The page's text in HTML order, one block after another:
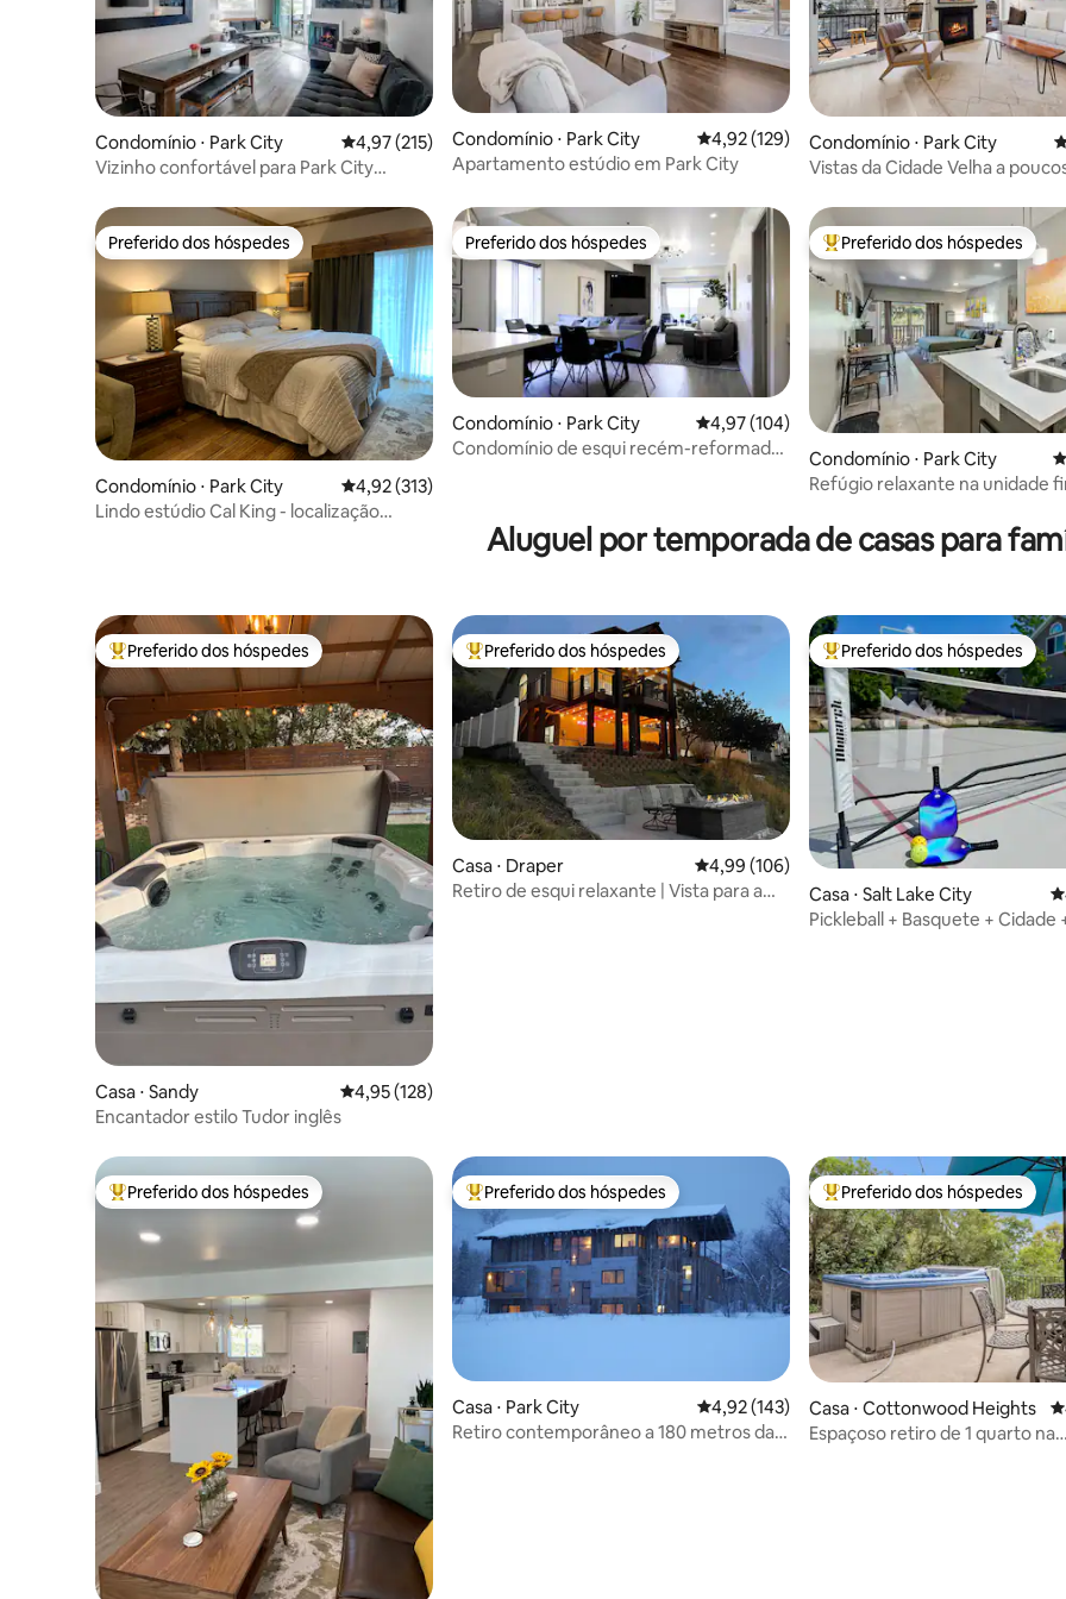
Condomínio ⋅ Park City 4,97 de uma avaliação média de 5, 215 avaliações
4,97 (215)
Vizinho confortável para Park City
Condomínio ⋅ Park City 4,92 de uma avaliação média de 5, 129
4,92 (129)
Apartamento estúdio em Park City
Condomínio ⋅ Park City
Vistas da Cidade Velha a
Preferido dos hóspedes
Preferido dos hóspedes
Condomínio ⋅ Park City 4,92 de uma avaliação média de 5, 313 avaliações
4,92 (313)
Lindo estúdio Cal King - localização
Preferido dos hóspedes
Preferido dos hóspedes
Condomínio ⋅ Park City 4,97 de uma avaliação média de 5, 104
4,97 (104)
Condomínio de esqui recém-reformado |
Entre os melhores preferidos
Preferido dos hóspedes
Condomínio ⋅ Park City
Refúgio relaxante na unidade
Aluguel por temporada de casas para
Entre os melhores preferidos dos hóspedes
Preferido dos hóspedes
Casa ⋅ Sandy 4,95 de uma avaliação média de 5, 128 avaliações
4,95 (128)
Encantador estilo Tudor inglês
Entre os melhores preferidos dos hóspedes
Preferido dos hóspedes
Casa ⋅ Draper 4,99 de uma avaliação média de 5, 106
4,99 (106)
Retiro de esqui relaxante | Vista para a
Entre os melhores preferidos
Preferido dos hóspedes
Casa ⋅ Salt Lake City
Pickleball + Basquete + Cidade
Entre os melhores preferidos dos hóspedes
Preferido dos hóspedes Entre os melhores preferidos dos hóspedes
Preferido dos hóspedes
Casa ⋅ Park City 4,92 de uma avaliação média de 5, 143
4,92 (143)
Retiro contemporâneo a 180 metros da
Entre os melhores preferidos
Preferido dos hóspedes
Casa ⋅ Cottonwood Heights
Espaçoso retiro de 1 quarto na